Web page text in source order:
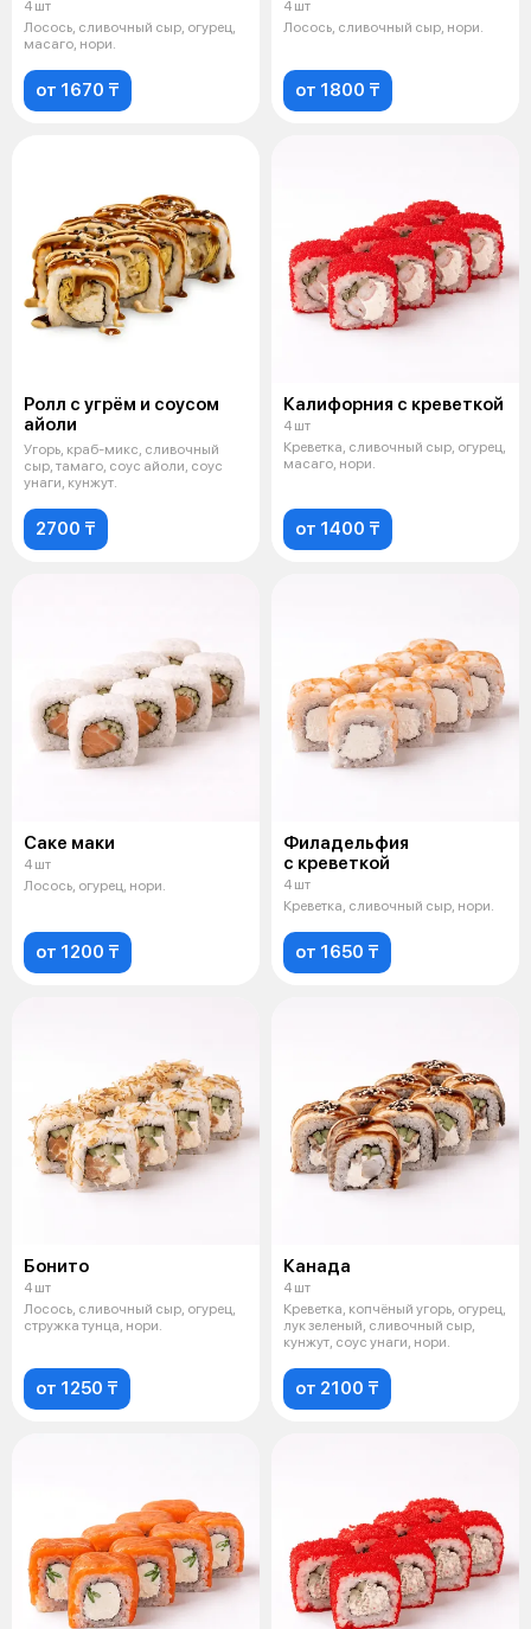
4 шт
Лосось, сливочный сыр, огурец,
масаго, нори.
от 1670 ₸
4 шт
Лосось, сливочный сыр, нори.
от 1800 ₸
Ролл с угрём и соусом
айоли
Угорь, краб-микс, сливочный
сыр, тамаго, соус айоли, соус
унаги, кунжут.
2700 ₸
Калифорния с креветкой
4 шт
Креветка, сливочный сыр, огурец,
масаго, нори.
от 1400 ₸
Саке маки
4 шт
Лосось, огурец, нори.
от 1200 ₸
Филадельфия
с креветкой
4 шт
Креветка, сливочный сыр, нори.
от 1650 ₸
Бонито
4 шт
Лосось, сливочный сыр, огурец,
стружка тунца, нори.
от 1250 ₸
Канада
4 шт
Креветка, копчёный угорь, огурец,
лук зеленый, сливочный сыр,
кунжут, соус унаги, нори.
от 2100 ₸